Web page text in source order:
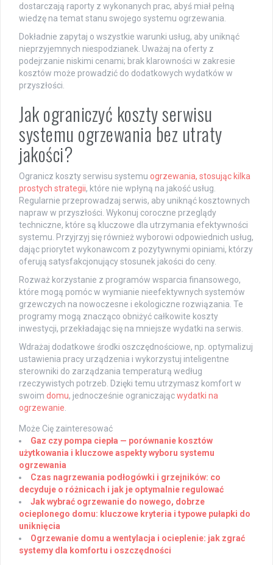
dostarczają raporty z wykonanych prac, abyś miał pełną
wiedzę na temat stanu swojego systemu ogrzewania.
Dokładnie zapytaj o wszystkie warunki usług, aby uniknąć
nieprzyjemnych niespodzianek. Uważaj na oferty z
podejrzanie niskimi cenami; brak klarowności w zakresie
kosztów może prowadzić do dodatkowych wydatków w
przyszłości.
Jak ograniczyć koszty serwisu
systemu ogrzewania bez utraty
jakości?
Ogranicz koszty serwisu systemu ogrzewania, stosując kilka
prostych strategii, które nie wpłyną na jakość usług.
Regularnie przeprowadzaj serwis, aby uniknąć kosztownych
napraw w przyszłości. Wykonuj coroczne przeglądy
techniczne, które są kluczowe dla utrzymania efektywności
systemu. Przyjrzyj się również wyborowi odpowiednich usług,
dając priorytet wykonawcom z pozytywnymi opiniami, którzy
oferują satysfakcjonujący stosunek jakości do ceny.
Rozważ korzystanie z programów wsparcia finansowego,
które mogą pomóc w wymianie nieefektywnych systemów
grzewczych na nowoczesne i ekologiczne rozwiązania. Te
programy mogą znacząco obniżyć całkowite koszty
inwestycji, przekładając się na mniejsze wydatki na serwis.
Wdrażaj dodatkowe środki oszczędnościowe, np. optymalizuj
ustawienia pracy urządzenia i wykorzystuj inteligentne
sterowniki do zarządzania temperaturą według
rzeczywistych potrzeb. Dzięki temu utrzymasz komfort w
swoim domu, jednocześnie ograniczającwydatki na
ogrzewanie.
Może Cię zainteresować
Gaz czy pompa ciepła — porównanie kosztów
użytkowania i kluczowe aspekty wyboru systemu
ogrzewania
Czas nagrzewania podłogówki i grzejników: co
decyduje o różnicach i jak je optymalnie regulować
Jak wybrać ogrzewanie do nowego, dobrze
ocieplonego domu: kluczowe kryteria i typowe pułapki do
uniknięcia
Ogrzewanie domu a wentylacja i ocieplenie: jak zgrać
systemy dla komfortu i oszczędności